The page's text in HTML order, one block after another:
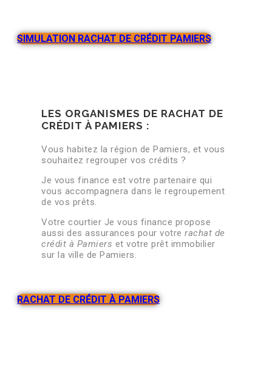
SIMULATION RACHAT DE CRÉDIT PAMIERS
LES ORGANISMES DE RACHAT DE
CRÉDIT À PAMIERS :
Vous habitez la région de Pamiers, et vous
souhaitez regrouper vos crédits ?
Je vous finance est votre partenaire qui
vous accompagnera dans le regroupement
de vos prêts.
Votre courtier Je vous finance propose
aussi des assurances pour votre rachat de
crédit à Pamiers et votre prêt immobilier
sur la ville de Pamiers.
RACHAT DE CRÉDIT À PAMIERS